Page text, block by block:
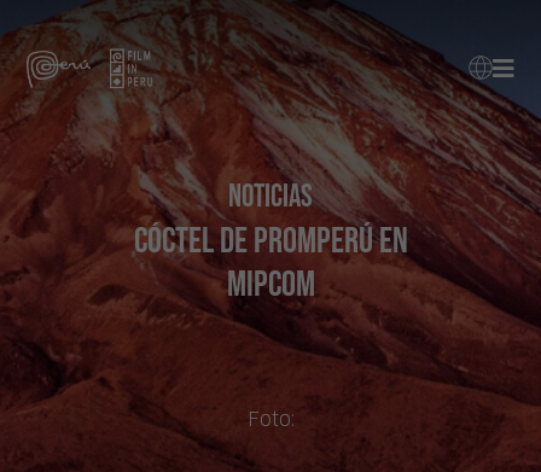
Noticias
Cóctel de Promperú en
Mipcom
Foto: